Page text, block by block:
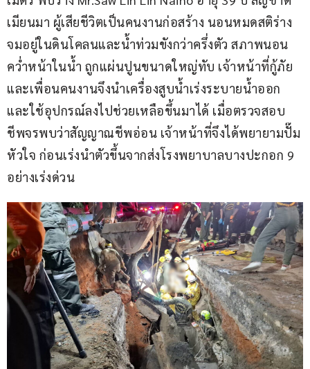
เมียนมา ผู้เสียชีวิตเป็นคนงานก่อสร้าง นอนหมดสติร่าง
จมอยู่ในดินโคลนและน้ำท่วมขังกว่าครึ่งตัว สภาพนอน
คว่ำหน้าในน้ำ ถูกแผ่นปูนขนาดใหญ่ทับ เจ้าหน้าที่กู้ภัย
และเพื่อนคนงานจึงนำเครื่องสูบน้ำเร่งระบายน้ำออก
และใช้อุปกรณ์ลงไปช่วยเหลือขึ้นมาได้ เมื่อตรวจสอบ
ชีพจรพบว่าสัญญาณชีพอ่อน เจ้าหน้าที่จึงได้พยายามปั๊ม
หัวใจ ก่อนเร่งนำตัวขึ้นจากส่งโรงพยาบาลบางปะกอก 9
อย่างเร่งด่วน